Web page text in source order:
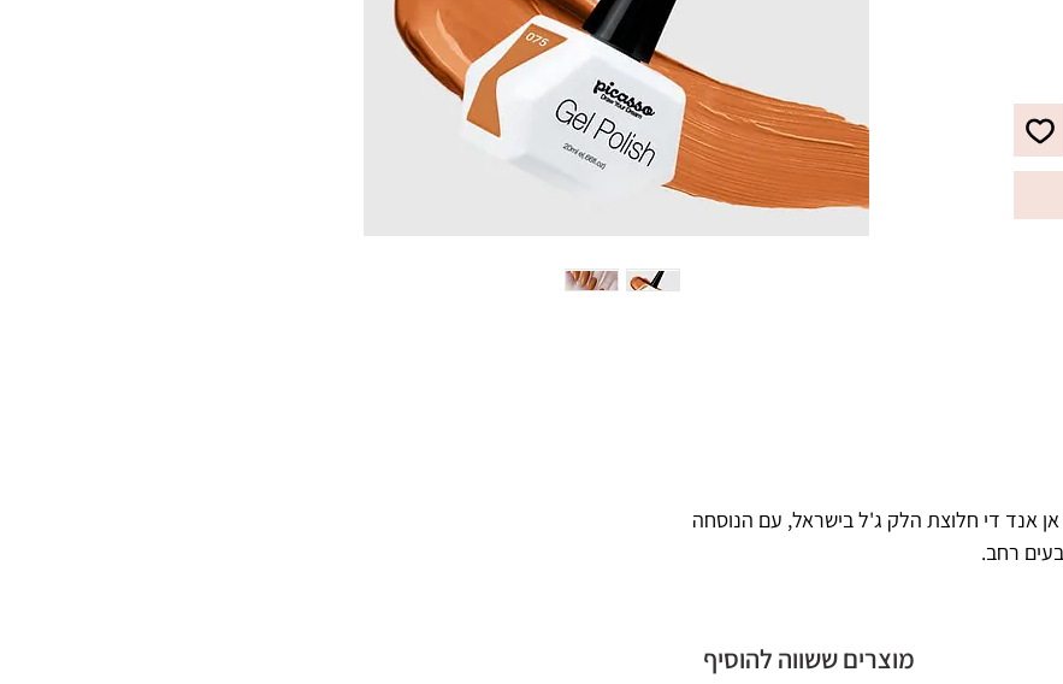
לבקבוק מברשת מתקדמת עם סיבים
בצורה
אנד די חלוצת הלק ג'ל בישראל, עם הנוסחה
רחב.
מוצרים ששווה להוסיף